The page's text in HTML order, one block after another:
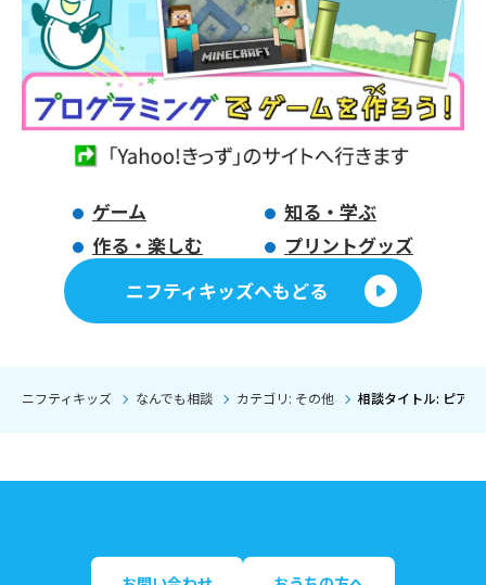
ゲーム
知る・学ぶ
作る・楽しむ
プリントグッズ
ニフティキッズへもどる
ニフティキッズ なんでも相談 カテゴリ: その他 相談タイトル: ピア